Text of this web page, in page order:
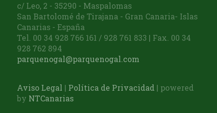
c/ Leo, 2 - 35290 - Maspalomas
San Bartolomé de Tirajana - Gran Canaria- Islas
Canarias - España
Tel. 00 34 928 766 161 / 928 761 833 | Fax. 00 34
928 762 894
parquenogal@parquenogal.com
Aviso Legal | Política de Privacidad | powered
by NTCanarias